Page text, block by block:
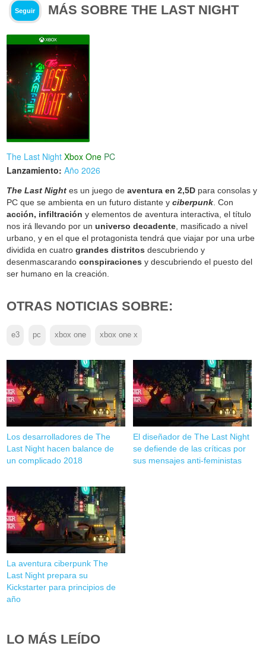
Seguir MÁS SOBRE THE LAST NIGHT
The Last Night Xbox One PC
Lanzamiento: Año 2026
The Last Night es un juego de aventura en 2,5D para consolas y
PC que se ambienta en un futuro distante yciberpunk. Con
acción, infiltración y elementos de aventura interactiva, el título
nos irá llevando por ununiverso decadente, masificado a nivel
urbano, y en el que el protagonista tendrá que viajar por una urbe
dividida en cuatrograndes distritos descubriendo y
desenmascarandoconspiraciones y descubriendo el puesto del
ser humano en la creación.
OTRAS NOTICIAS SOBRE:
e3 pc xbox one xbox one x
Los desarrolladores de The
Last Night hacen balance de
un complicado 2018
El diseñador de The Last Night
se defiende de las críticas por
sus mensajes anti-feministas
La aventura ciberpunk The
Last Night prepara su
Kickstarter para principios de
año
LO MÁS LEÍDO